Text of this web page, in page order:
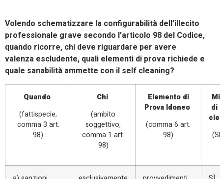
Volendo schematizzare la configurabilità dell’illecito
professionale grave secondo l’articolo 98 del Codice,
quando ricorre, chi deve riguardare per avere
valenza escludente, quali elementi di prova richiede e
quale sanabilità ammette con il self cleaning?
Quando
(fattispecie,
comma 3 art.
98)
Chi
(ambito
soggettivo,
comma 1 art.
98)
Elemento di
Prova Idoneo
(comma 6 art.
98)
di